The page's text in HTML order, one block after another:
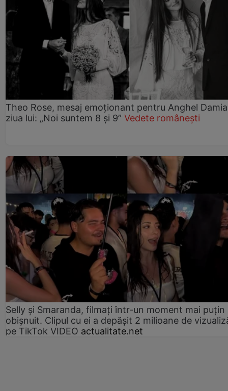
Theo Rose, mesaj emoționant pentru Anghel
ziua lui: „Noi suntem 8 și 9” Vedete românești
Selly și Smaranda, filmați într-un moment mai puțin
obișnuit. Clipul cu ei a depășit 2 milioane de
pe TikTok VIDEO actualitate.net